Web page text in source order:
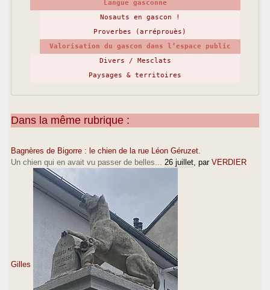
Langue gasconne
Nosauts en gascon !
Proverbes (arréprouès)
Valorisation du gascon dans l’espace public
Divers / Mesclats
Paysages & territoires
Dans la même rubrique :
Bagnères de Bigorre : le chien de la rue Léon Géruzet.
Un chien qui en avait vu passer de belles...
26 juillet , par VERDIER
Gilles